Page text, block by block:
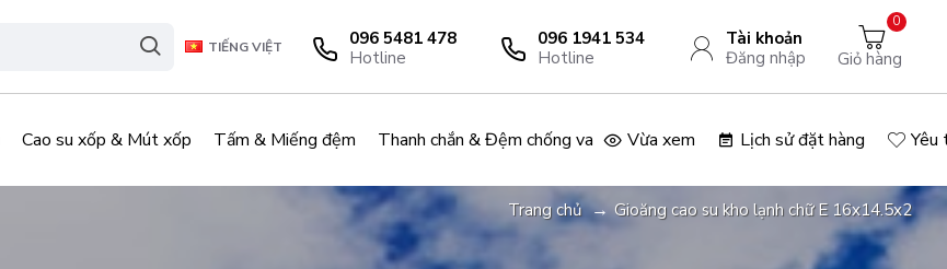
Cao su xốp & Mút xốp Tấm & Miếng đệm Thanh chắn & Đệm chống va Vừa xem Lịch sử đặt hàng Yêu
TIẾNG VIỆT
096 5481 478
Hotline
096 1941 534
Hotline
Tài khoản
Đăng nhập
Giỏ hàng
0
Trang chủ Gioăng cao su kho lạnh chữ E 16x14.5x2